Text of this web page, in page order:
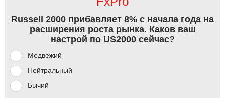
Russell 2000 прибавляет 8% с начала года на
расширения роста рынка. Каков ваш
настрой по US2000 сейчас?
Медвежий
Нейтральный
Бычий